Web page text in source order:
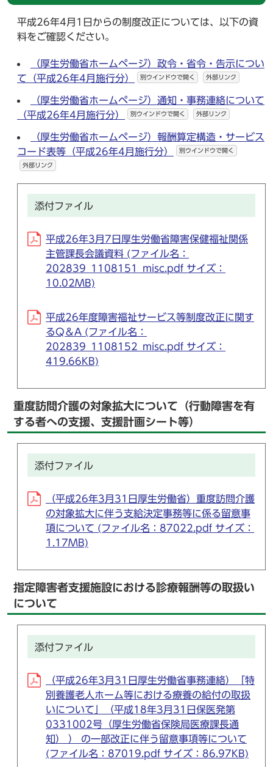
平成26年4月1日からの制度改正については、以下の資
料をご確認ください。
（厚生労働省ホームページ）政令・省令・告示につい
て（平成26年4月施行分）
別ウインドウで開く 外部リンク
（厚生労働省ホームページ）通知・事務連絡について
（平成26年4月施行分）
別ウインドウで開く 外部リンク
（厚生労働省ホームページ）報酬算定構造・サービス
コード表等（平成26年4月施行分）
別ウインドウで開く
外部リンク
添付ファイル
平成26年3月7日厚生労働省障害保健福祉関係
主管課長会議資料 (ファイル名：
202839_1108151_misc.pdf サイズ：
10.02MB)
平成26年度障害福祉サービス等制度改正に関す
るQ＆A (ファイル名：
202839_1108152_misc.pdf サイズ：
419.66KB)
重度訪問介護の対象拡大について（行動障害を有
する者への支援、支援計画シート等）
添付ファイル
（平成26年3月31日厚生労働省）重度訪問介護
の対象拡大に伴う支給決定事務等に係る留意事
項について (ファイル名：87022.pdf サイズ：
1.17MB)
指定障害者支援施設における診療報酬等の取扱い
について
添付ファイル
（平成26年3月31日厚生労働省事務連絡）「特
別養護老人ホーム等における療養の給付の取扱
いについて」（平成18年3月31日保医発第
0331002号（厚生労働省保険局医療課長通
知） ） の一部改正に伴う留意事項等について
(ファイル名：87019.pdf サイズ：86.97KB)